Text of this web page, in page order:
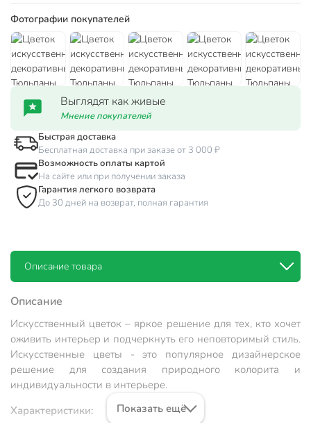
Фотографии покупателей
Выглядят как живые
Мнение покупателей
Быстрая доставка
Бесплатная доставка при заказе от 3 000 ₽
Возможность оплаты картой
На сайте или при получении заказа
Гарантия легкого возврата
До 30 дней на возврат, полная гарантия
Описание товара
Описание
Искусственный цветок – яркое решение для тех, кто хочет
оживить интерьер и подчеркнуть его неповторимый стиль.
Искусственные цветы - это популярное дизайнерское
решение для создания природного колорита и
индивидуальности в интерьере.
Характеристики:
Показать ещё